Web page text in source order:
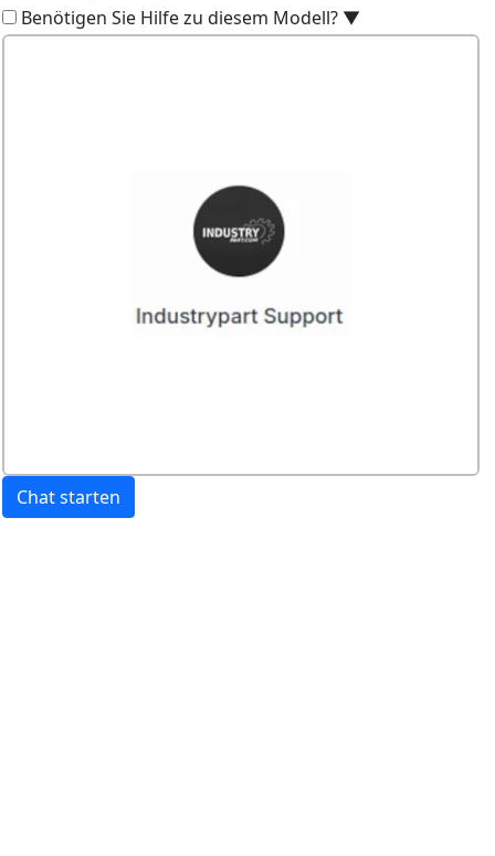
Benötigen Sie Hilfe zu diesem Modell? ▼
Chat starten